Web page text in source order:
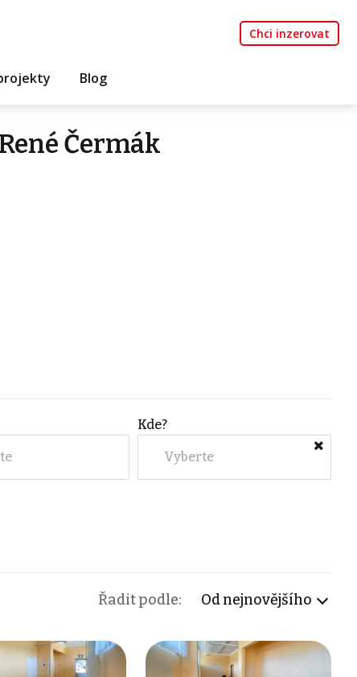
Chci inzerovat
Blog
Čermák
Kde?
Vyberte
Řadit podle: Od nejnovějšího